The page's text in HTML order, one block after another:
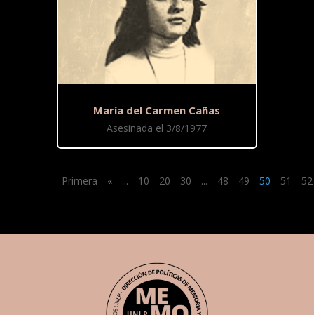
María del Carmen Cañas
Asesinada el 3/8/1977
Primera « ... 10 20 30 ... 48 49 50 51 52